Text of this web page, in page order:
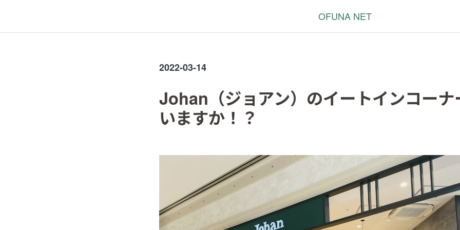
OFUNA NET
2022-03-14
Johan（ジョアン）のイートインコーナ
いますか！？